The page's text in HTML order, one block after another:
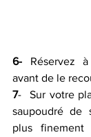
6- Réservez
avant de le
7-  Sur votre
saupoudré de
plus